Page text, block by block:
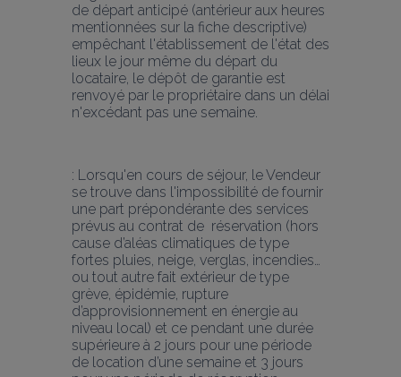
de départ anticipé (antérieur aux heures
mentionnées sur la fiche descriptive)
empêchant l'établissement de l'état des
lieux le jour même du départ du
locataire, le dépôt de garantie est
renvoyé par le propriétaire dans un délai
n'excédant pas une semaine.
: Lorsqu'en cours de séjour, le Vendeur
se trouve dans l'impossibilité de fournir
une part prépondérante des services
prévus au contrat de  réservation (hors
cause d’aléas climatiques de type
fortes pluies, neige, verglas, incendies…
ou tout autre fait extérieur de type
grève, épidémie, rupture
d’approvisionnement en énergie au
niveau local) et ce pendant une durée
supérieure à 2 jours pour une période
de location d’une semaine et 3 jours